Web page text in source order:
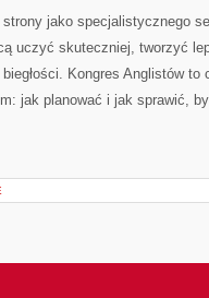
jako specjalistycznego
uczyć skuteczniej, tworzyć
Kongres Anglistów
jak planować i jak sprawić,